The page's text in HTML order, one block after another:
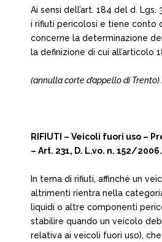
Ai sensi dell’art. 184 del d.
i rifiuti pericolosi e tiene conto
concerne la determinazione
la definizione di cui all’articolo
(annulla corte d’appello di Trento)
RIFIUTI – Veicoli fuori uso –
– Art. 231, D. L.vo. n. 152/2006.
In tema di rifiuti, affinché un
altrimenti rientra nella
liquidi o altre componenti
stabilire quando un veicolo
relativa ai veicoli fuori uso),